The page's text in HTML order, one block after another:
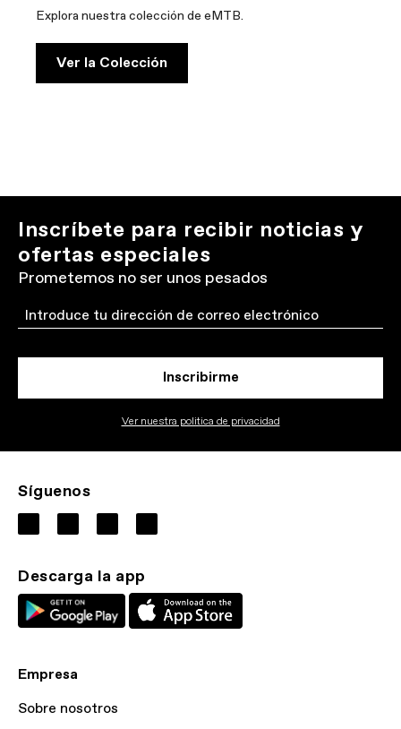
Explora nuestra colección de eMTB.
Ver la Colección
Inscríbete para recibir noticias y
ofertas especiales
Prometemos no ser unos pesados
Email
Inscribirme
Ver nuestra politica de privacidad
Síguenos
Descarga la app
Empresa
Sobre nosotros